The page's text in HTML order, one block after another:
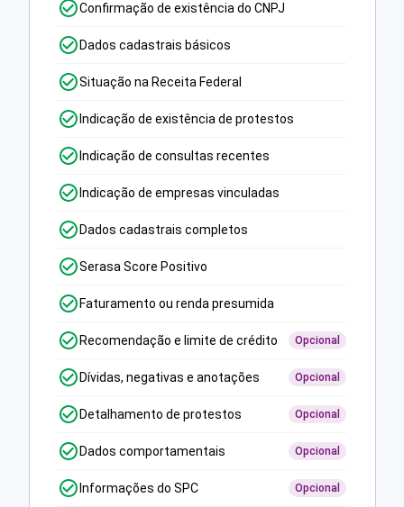
Confirmação de existência do CNPJ
Dados cadastrais básicos
Situação na Receita Federal
Indicação de existência de protestos
Indicação de consultas recentes
Indicação de empresas vinculadas
Dados cadastrais completos
Serasa Score Positivo
Faturamento ou renda presumida
Recomendação e limite de crédito Opcional
Dívidas, negativas e anotações Opcional
Detalhamento de protestos Opcional
Dados comportamentais Opcional
Informações do SPC Opcional